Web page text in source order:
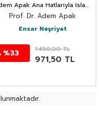
Apak Ana Hatlariyla Islam
Tarihi 4lü Set
Prof. Dr. Adem Apak
Ensar Neşriyat
%33 1.450,00TL
971,50 TL